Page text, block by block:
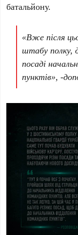
батальйону.
«Вже після
штабу полку,
посаді
пунктів», -